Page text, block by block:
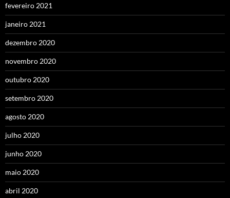
fevereiro 2021
janeiro 2021
dezembro 2020
novembro 2020
outubro 2020
setembro 2020
agosto 2020
julho 2020
junho 2020
maio 2020
abril 2020